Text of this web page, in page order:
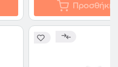
Προσθήκη